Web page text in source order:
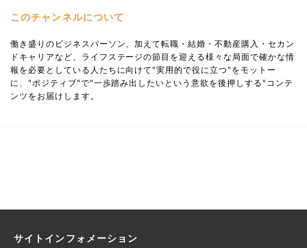
このチャンネルについて
働き盛りのビジネスパーソン、加えて転職・結婚・不動産購入・セカン
ドキャリアなど、ライフステージの節目を迎える様々な局面で確かな情
報を必要としている人たちに向けて"実用的で役に立つ"をモットー
に、"ポジティブ"で"一歩踏み出したいという意欲を後押しする"コンテ
ンツをお届けします。
サイトインフォメーション